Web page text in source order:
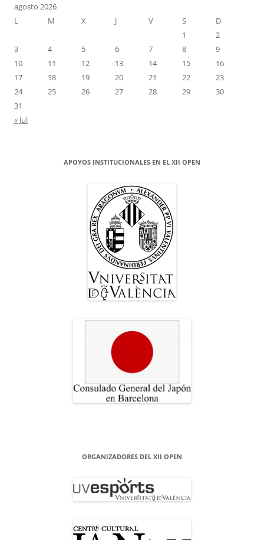
agosto 2026
L
M X J V S
D
1
2
3
4 5 6 7 8
9
10
11 12 13 14 15
16
17
18 19 20 21 22
23
24
25 26 27 28 29
30
31
« Jul
APOYOS INSTITUCIONALES EN EL XII OPEN
ORGANIZADORES DEL XII OPEN